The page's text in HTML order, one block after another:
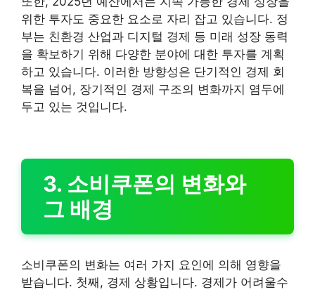
위한 투자도 중요한 요소로 자리 잡고 있습니다. 정
부는 친환경 산업과 디지털 경제 등 미래 성장 동력
을 확보하기 위해 다양한 분야에 대한 투자를 계획
하고 있습니다. 이러한 방향성은 단기적인 경제 회
복을 넘어, 장기적인 경제 구조의 변화까지 염두에
두고 있는 것입니다.
3. 소비쿠폰의 변화와
그 배경
소비쿠폰의 변화는 여러 가지 요인에 의해 영향을
받습니다. 첫째, 경제 상황입니다. 경제가 어려울수